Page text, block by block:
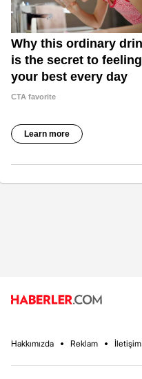
Hakkımızda Reklam İletişim